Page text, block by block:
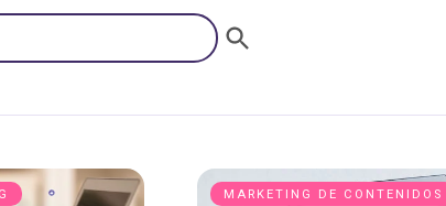
MARKETING DE CONTENIDOS